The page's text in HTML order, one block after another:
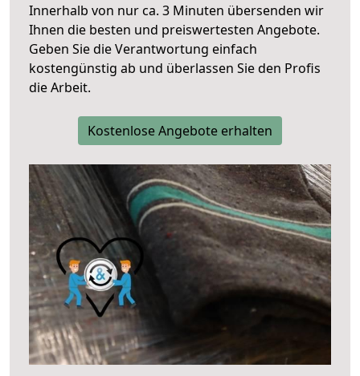
Innerhalb von nur ca. 3 Minuten übersenden wir
Ihnen die besten und preiswertesten Angebote.
Geben Sie die Verantwortung einfach
kostengünstig ab und überlassen Sie den Profis
die Arbeit.
Kostenlose Angebote erhalten